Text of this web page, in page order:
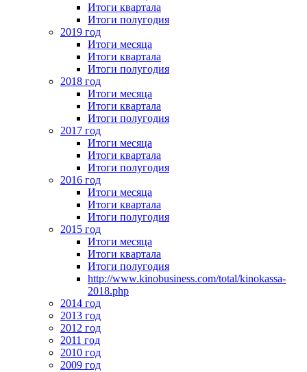
Итоги квартала
Итоги полугодия
2019 год
Итоги месяца
Итоги квартала
Итоги полугодия
2018 год
Итоги месяца
Итоги квартала
Итоги полугодия
2017 год
Итоги месяца
Итоги квартала
Итоги полугодия
2016 год
Итоги месяца
Итоги квартала
Итоги полугодия
2015 год
Итоги месяца
Итоги квартала
Итоги полугодия
http://www.kinobusiness.com/total/kinokassa-
2018.php
2014 год
2013 год
2012 год
2011 год
2010 год
2009 год